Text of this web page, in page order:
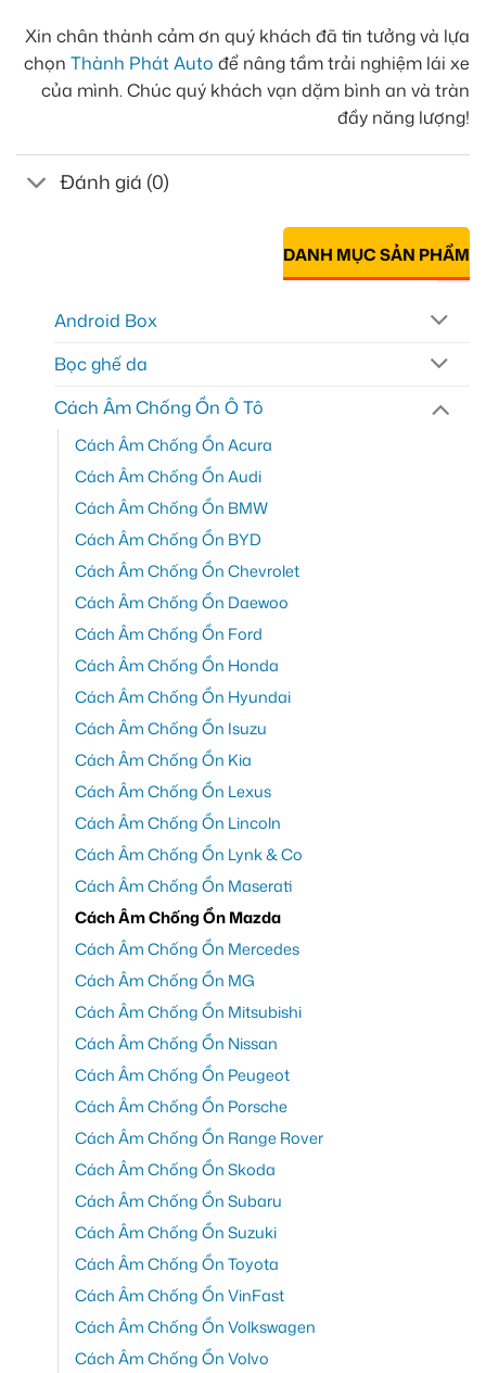
Xin chân thành cảm ơn quý khách đã tin tưởng và lựa
chọn Thành Phát Auto để nâng tầm trải nghiệm lái xe
của mình. Chúc quý khách vạn dặm bình an và tràn
đầy năng lượng!
Đánh giá (0)
DANH MỤC SẢN PHẨM
Android Box
Bọc ghế da
Cách Âm Chống Ồn Ô Tô
Cách Âm Chống Ồn Acura
Cách Âm Chống Ồn Audi
Cách Âm Chống Ồn BMW
Cách Âm Chống Ồn BYD
Cách Âm Chống Ồn Chevrolet
Cách Âm Chống Ồn Daewoo
Cách Âm Chống Ồn Ford
Cách Âm Chống Ồn Honda
Cách Âm Chống Ồn Hyundai
Cách Âm Chống Ồn Isuzu
Cách Âm Chống Ồn Kia
Cách Âm Chống Ồn Lexus
Cách Âm Chống Ồn Lincoln
Cách Âm Chống Ồn Lynk & Co
Cách Âm Chống Ồn Maserati
Cách Âm Chống Ồn Mazda
Cách Âm Chống Ồn Mercedes
Cách Âm Chống Ồn MG
Cách Âm Chống Ồn Mitsubishi
Cách Âm Chống Ồn Nissan
Cách Âm Chống Ồn Peugeot
Cách Âm Chống Ồn Porsche
Cách Âm Chống Ồn Range Rover
Cách Âm Chống Ồn Skoda
Cách Âm Chống Ồn Subaru
Cách Âm Chống Ồn Suzuki
Cách Âm Chống Ồn Toyota
Cách Âm Chống Ồn VinFast
Cách Âm Chống Ồn Volkswagen
Cách Âm Chống Ồn Volvo